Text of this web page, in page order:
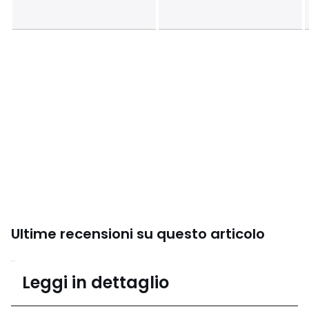
Ultime recensioni su questo articolo
5
Leggi in dettaglio